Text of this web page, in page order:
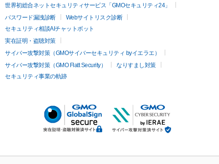
世界初総合ネットセキュリティサービス「GMOセキュリティ24」
パスワード漏洩診断
Webサイトリスク診断
セキュリティ相談AIチャットボット
実在証明・盗聴対策
サイバー攻撃対策（GMOサイバーセキュリティ byイエラエ）
サイバー攻撃対策（GMO Flatt Security）
なりすまし対策
セキュリティ事業の軌跡